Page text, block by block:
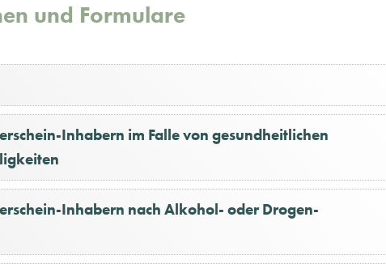
und Formulare
Inhabern im Falle von gesundheitlichen
Inhabern nach Alkohol- oder Drogen-